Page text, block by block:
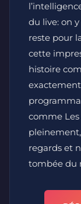
du live: on
reste pour
cette
histoire
comme
regards et
tombée du